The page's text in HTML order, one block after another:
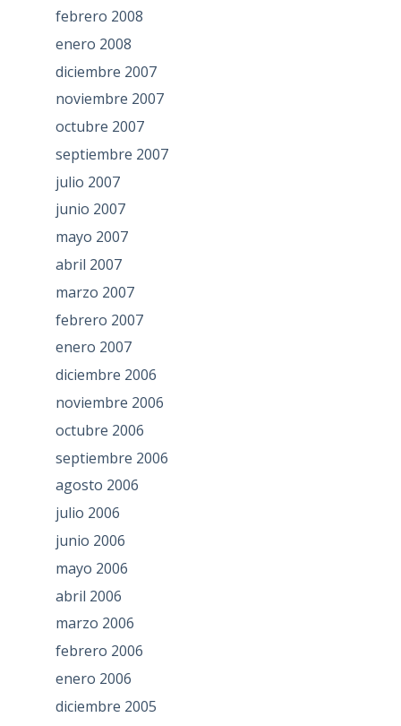
febrero 2008
enero 2008
diciembre 2007
noviembre 2007
octubre 2007
septiembre 2007
julio 2007
junio 2007
mayo 2007
abril 2007
marzo 2007
febrero 2007
enero 2007
diciembre 2006
noviembre 2006
octubre 2006
septiembre 2006
agosto 2006
julio 2006
junio 2006
mayo 2006
abril 2006
marzo 2006
febrero 2006
enero 2006
diciembre 2005